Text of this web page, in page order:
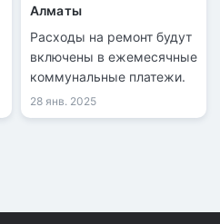
Алматы
Расходы на ремонт будут
включены в ежемесячные
коммунальные платежи.
28 янв. 2025